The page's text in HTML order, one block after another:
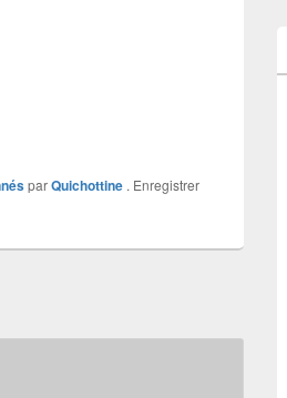
parQuichottine . Enregistrer